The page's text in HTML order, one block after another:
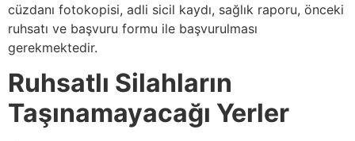
cüzdanı fotokopisi, adli sicil kaydı, sağlık raporu, önceki
ruhsatı ve başvuru formu ile başvurulması
gerekmektedir.
Ruhsatlı Silahların
Taşınamayacağı Yerler